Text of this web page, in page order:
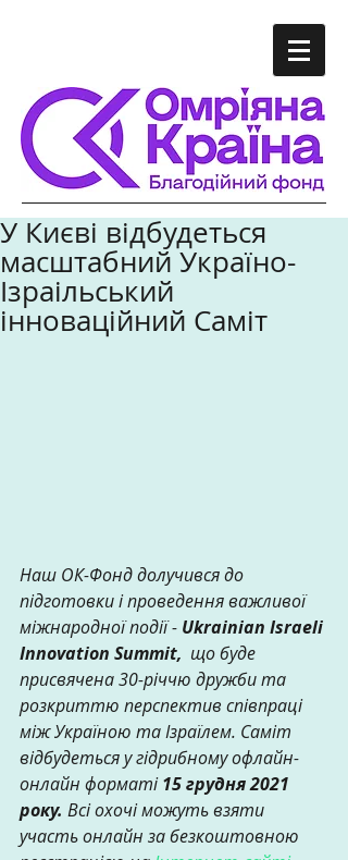
У Києві відбудеться
масштабний Україно-
Ізраільський
інноваційний Саміт
Наш ОК-Фонд долучився до
підготовки і проведення важливої
міжнародної події - Ukrainian Israeli
Innovation Summit,
  що буде
присвячена 30-річчю дружби та
розкриттю перспектив співпраці
між Україною та Ізраїлем. Саміт
відбудеться у гідрибному офлайн-
онлайн форматі 15 грудня 2021
року. Всі охочі можуть взяти
участь онлайн за безкоштовною